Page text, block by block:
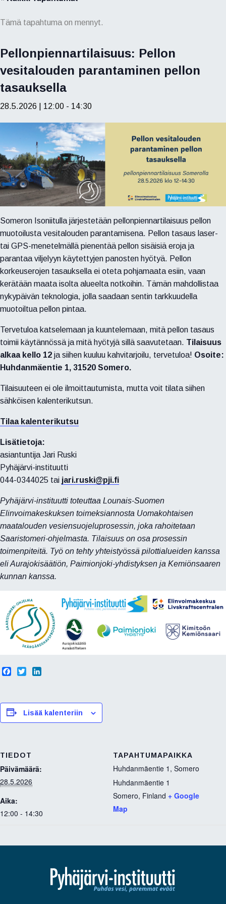
Tämä tapahtuma on mennyt.
Pellonpiennartilaisuus: Pellon
vesitalouden parantaminen pellon
tasauksella
28.5.2026 | 12:00 - 14:30
Someron Isoniitulla järjestetään pellonpiennartilaisuus pellon
muotoilusta vesitalouden parantamisena. Pellon tasaus laser-
tai GPS-menetelmällä pienentää pellon sisäisiä eroja ja
parantaa viljelyyn käytettyjen panosten hyötyä. Pellon
korkeuserojen tasauksella ei oteta pohjamaata esiin, vaan
kerätään maata isolta alueelta notkoihin. Tämän mahdollistaa
nykypäivän teknologia, jolla saadaan sentin tarkkuudella
muotoiltua pellon pintaa.
Tervetuloa katselemaan ja kuuntelemaan, mitä pellon tasaus
toimii käytännössä ja mitä hyötyjä sillä saavutetaan. Tilaisuus
alkaa kello 12 ja siihen kuuluu kahvitarjoilu, tervetuloa! Osoite:
Huhdanmäentie 1, 31520 Somero.
Tilaisuuteen ei ole ilmoittautumista, mutta voit tilata siihen
sähköisen kalenterikutsun.
Tilaa kalenterikutsu
Lisätietoja:
asiantuntija Jari Ruski
Pyhäjärvi-instituutti
044-0344025 tai jari.ruski@pji.fi
Pyhäjärvi-instituutti toteuttaa Lounais-Suomen
Elinvoimakeskuksen toimeksiannosta Uomakohtaisen
maatalouden vesiensuojeluprosessin, joka rahoitetaan
Saaristomeri-ohjelmasta. Tilaisuus on osa prosessin
toimenpiteitä. Työ on tehty yhteistyössä pilottialueiden kanssa
eli Aurajokisäätiön, Paimionjoki-yhdistyksen ja Kemiönsaaren
kunnan kanssa.
b
o
o
t
e
r
e
d
I
Lisää kalenteriin
TIEDOT
Päivämäärä:
28.5.2026
Aika:
12:00 - 14:30
TAPAHTUMAPAIKKA
Huhdanmäentie 1, Somero
Huhdanmäentie 1
Somero, Finland + Google
Map